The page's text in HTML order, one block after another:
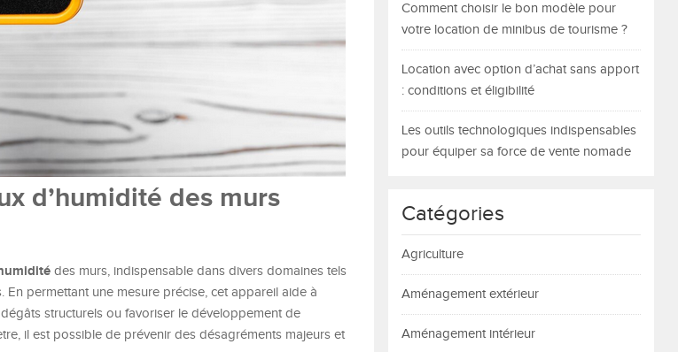
d’humidité des murs
des murs, indispensable dans divers domaines tels
permettant une mesure précise, cet appareil aide à
structurels ou favoriser le développement de
il est possible de prévenir des désagréments majeurs et
Comment choisir le bon modèle pour
votre location de minibus de tourisme ?
Location avec option d’achat sans apport
: conditions et éligibilité
Les outils technologiques indispensables
pour équiper sa force de vente nomade
Catégories
Agriculture
Aménagement extérieur
Aménagement intérieur